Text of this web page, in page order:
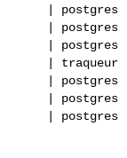
| postgres
| postgres
| postgres
| traqueur
| postgres
| postgres
| postgres